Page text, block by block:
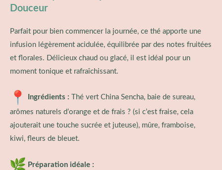
Douceur
Parfait pour bien commencer la journée, ce thé apporte une
infusion légèrement acidulée, équilibrée par des notes fruitées
et florales. Délicieux chaud ou glacé, il est idéal pour un
moment tonique et rafraîchissant.
Ingrédients : Thé vert China Sencha, baie de sureau,
arômes naturels d’orange et de frais ? (si c’est fraise, cela
ajouterait une touche sucrée et juteuse), mûre, framboise,
kiwi, fleurs de bleuet.
Préparation idéale :